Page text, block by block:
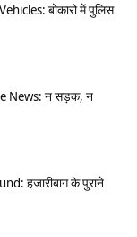
बोकारो में पुलिस
News: न सड़क, न
हजारीबाग के पुराने